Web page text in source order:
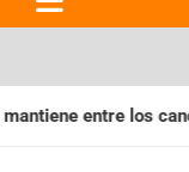
F.FIGUEROA: Sigue